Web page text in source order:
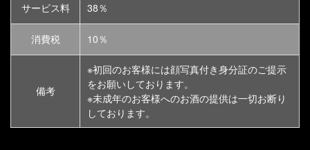
サービス料 38％
消費税 10％
備考
※初回のお客様には顔写真付き身分証のご提示
をお願いしております。
※未成年のお客様へのお酒の提供は一切お断り
しております。